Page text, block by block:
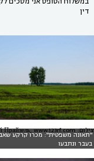
דין
"תאונה משפטית": מכרו קרקע
בעבר ונתבעו
צילום: Дмитрий Прайзель, www.123rf.com